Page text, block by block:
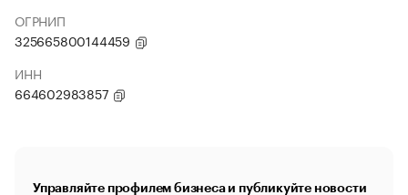
ОГРНИП
325665800144459
ИНН
664602983857
Управляйте профилем бизнеса и публикуйте новости